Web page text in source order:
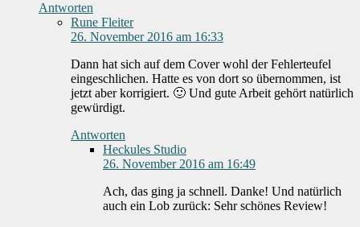
Antworten
Rune Fleiter
26. November 2016 am 16:33
Dann hat sich auf dem Cover wohl der Fehlerteufel
eingeschlichen. Hatte es von dort so übernommen, ist
jetzt aber korrigiert. 🙂 Und gute Arbeit gehört natürlich
gewürdigt.
Antworten
Heckules Studio
26. November 2016 am 16:49
Ach, das ging ja schnell. Danke! Und natürlich
auch ein Lob zurück: Sehr schönes Review!